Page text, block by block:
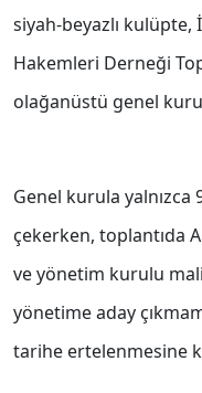
siyah-beyazlı kulüpte,
Hakemleri Derneği
olağanüstü genel
Genel kurula yalnızca
çekerken, toplantıda
ve yönetim kurulu
yönetime aday
tarihe ertelenmesine